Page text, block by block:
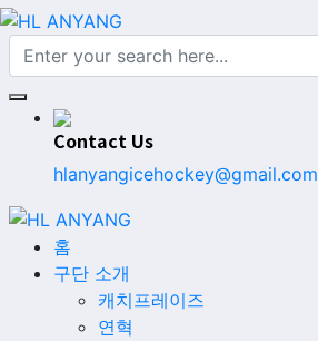
Contact Us
hlanyangicehockey@gmail.com
홈
구단 소개
캐치프레이즈
연혁